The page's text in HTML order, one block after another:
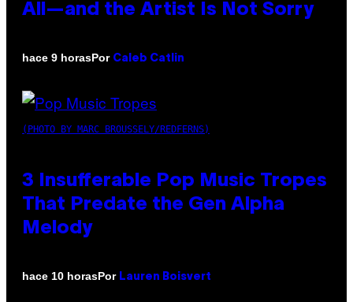
All—and the Artist Is Not Sorry
hace 9 horasPor Caleb Catlin
(PHOTO BY MARC BROUSSELY/REDFERNS)
3 Insufferable Pop Music Tropes
That Predate the Gen Alpha
Melody
hace 10 horasPor Lauren Boisvert